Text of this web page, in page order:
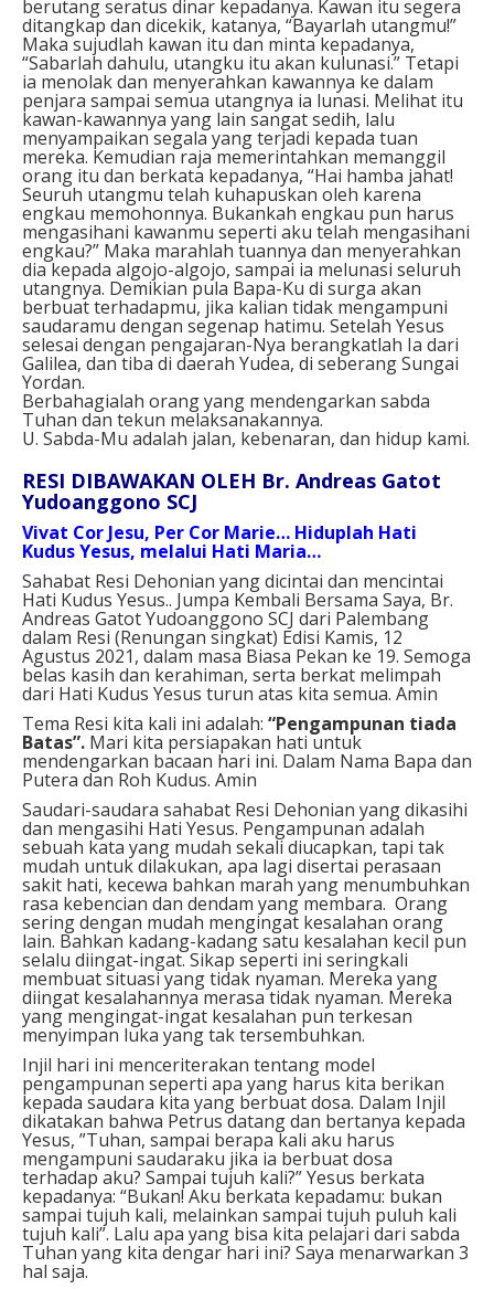
berutang seratus dinar kepadanya. Kawan itu segera
ditangkap dan dicekik, katanya, “Bayarlah utangmu!”
Maka sujudlah kawan itu dan minta kepadanya,
“Sabarlah dahulu, utangku itu akan kulunasi.” Tetapi
ia menolak dan menyerahkan kawannya ke dalam
penjara sampai semua utangnya ia lunasi. Melihat itu
kawan-kawannya yang lain sangat sedih, lalu
menyampaikan segala yang terjadi kepada tuan
mereka. Kemudian raja memerintahkan memanggil
orang itu dan berkata kepadanya, “Hai hamba jahat!
Seuruh utangmu telah kuhapuskan oleh karena
engkau memohonnya. Bukankah engkau pun harus
mengasihani kawanmu seperti aku telah mengasihani
engkau?” Maka marahlah tuannya dan menyerahkan
dia kepada algojo-algojo, sampai ia melunasi seluruh
utangnya. Demikian pula Bapa-Ku di surga akan
berbuat terhadapmu, jika kalian tidak mengampuni
saudaramu dengan segenap hatimu. Setelah Yesus
selesai dengan pengajaran-Nya berangkatlah Ia dari
Galilea, dan tiba di daerah Yudea, di seberang Sungai
Yordan.
Berbahagialah orang yang mendengarkan sabda
Tuhan dan tekun melaksanakannya.
U. Sabda-Mu adalah jalan, kebenaran, dan hidup kami.
RESI DIBAWAKAN OLEH Br. Andreas Gatot
Yudoanggono SCJ
Vivat Cor Jesu, Per Cor Marie… Hiduplah Hati
Kudus Yesus, melalui Hati Maria…
Sahabat Resi Dehonian yang dicintai dan mencintai
Hati Kudus Yesus.. Jumpa Kembali Bersama Saya, Br.
Andreas Gatot Yudoanggono SCJ dari Palembang
dalam Resi (Renungan singkat) Edisi Kamis, 12
Agustus 2021, dalam masa Biasa Pekan ke 19. Semoga
belas kasih dan kerahiman, serta berkat melimpah
dari Hati Kudus Yesus turun atas kita semua. Amin
Tema Resi kita kali ini adalah: “Pengampunan tiada
Batas”. Mari kita persiapakan hati untuk
mendengarkan bacaan hari ini. Dalam Nama Bapa dan
Putera dan Roh Kudus. Amin
Saudari-saudara sahabat Resi Dehonian yang dikasihi
dan mengasihi Hati Yesus. Pengampunan adalah
sebuah kata yang mudah sekali diucapkan, tapi tak
mudah untuk dilakukan, apa lagi disertai perasaan
sakit hati, kecewa bahkan marah yang menumbuhkan
rasa kebencian dan dendam yang membara. Orang
sering dengan mudah mengingat kesalahan orang
lain. Bahkan kadang-kadang satu kesalahan kecil pun
selalu diingat-ingat. Sikap seperti ini seringkali
membuat situasi yang tidak nyaman. Mereka yang
diingat kesalahannya merasa tidak nyaman. Mereka
yang mengingat-ingat kesalahan pun terkesan
menyimpan luka yang tak tersembuhkan.
Injil hari ini menceriterakan tentang model
pengampunan seperti apa yang harus kita berikan
kepada saudara kita yang berbuat dosa. Dalam Injil
dikatakan bahwa Petrus datang dan bertanya kepada
Yesus, ”Tuhan, sampai berapa kali aku harus
mengampuni saudaraku jika ia berbuat dosa
terhadap aku? Sampai tujuh kali?” Yesus berkata
kepadanya: “Bukan! Aku berkata kepadamu: bukan
sampai tujuh kali, melainkan sampai tujuh puluh kali
tujuh kali”. Lalu apa yang bisa kita pelajari dari sabda
Tuhan yang kita dengar hari ini? Saya menarwarkan 3
hal saja.